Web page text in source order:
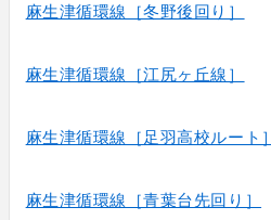
麻生津循環線［冬野後回り］
麻生津循環線［江尻ヶ丘線］
麻生津循環線［足羽高校ルート］
麻生津循環線［青葉台先回り］